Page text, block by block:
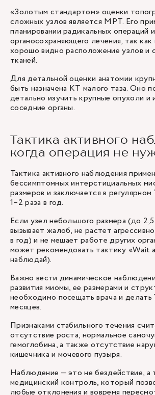
«Золотым стандартом» оценки
сложных узлов является МРТ. Его
планировании радикальных операций и
органосохраняющего лечения, так
хорошо видно расположение узлов и
тканей.
Для детальной оценки анатомии
быть назначена КТ малого таза. Оно
детально изучить крупные опухоли и
соседние органы.
Тактика активного
когда операция не
Тактика активного наблюдения
бессимптомных интерстициальных
размеров и заключается в
1–2 раза в год.
Если узел небольшого размера (до
вызывает жалоб, не растет
в год) и не мешает работе других
может рекомендовать тактику «Wait
наблюдай).
Важно вести динамическое
развития миомы, ее размерами и
необходимо посещать врача и
месяцев.
Признаками стабильного течения
отсутствие роста, нормальное
гемоглобина, а также отсутствие
кишечника и мочевого пузыря.
Наблюдение — это не бездействие, а
медицинский контроль, который
любые отклонения и вовремя